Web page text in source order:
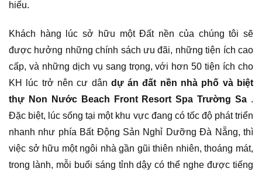
hiểu.
Khách hàng lúc sở hữu một Đất nền của chúng tôi sẽ
được hưởng những chính sách ưu đãi, những tiện ích cao
cấp, và những dịch vụ sang trọng, với hơn 50 tiện ích cho
KH lúc trở nên cư dân dự án đất nền nhà phố và biệt
thự Non Nước Beach Front Resort Spa Trường Sa .
Đặc biệt, lúc sống tại một khu vực đang có tốc độ phát triển
nhanh như phía Bất Động Sản Nghỉ Dưỡng Đà Nẵng, thì
việc sở hữu một ngôi nhà gần gũi thiên nhiên, thoáng mát,
trong lành, mỗi buổi sáng tỉnh dậy có thể nghe được tiếng